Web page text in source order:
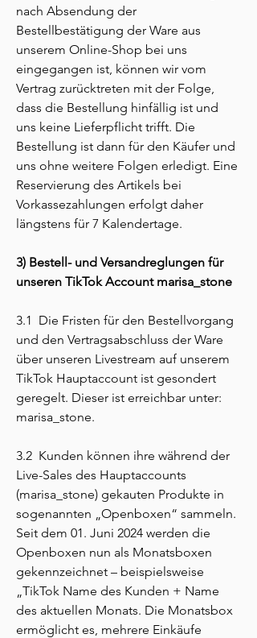
nach Absendung der
Bestellbestätigung der Ware aus
unserem Online-Shop bei uns
eingegangen ist, können wir vom
Vertrag zurücktreten mit der Folge,
dass die Bestellung hinfällig ist und
uns keine Lieferpflicht trifft. Die
Bestellung ist dann für den Käufer und
uns ohne weitere Folgen erledigt. Eine
Reservierung des Artikels bei
Vorkassezahlungen erfolgt daher
längstens für 7 Kalendertage.
3) Bestell- und Versandreglungen für
unseren TikTok Account marisa_stone
3.1 Die Fristen für den Bestellvorgang
und den Vertragsabschluss der Ware
über unseren Livestream auf unserem
TikTok Hauptaccount ist gesondert
geregelt. Dieser ist erreichbar unter:
marisa_stone.
3.2 Kunden können ihre während der
Live-Sales des Hauptaccounts
(marisa_stone) gekauten Produkte in
sogenannten „Openboxen“ sammeln.
Seit dem 01. Juni 2024 werden die
Openboxen nun als Monatsboxen
gekennzeichnet – beispielsweise
„TikTok Name des Kunden + Name
des aktuellen Monats. Die Monatsbox
ermöglicht es, mehrere Einkäufe